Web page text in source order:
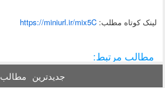
لينک کوتاه مطلب:https://miniurl.ir/mix5C
مطالب مرتبط:
جدیدترین مطالب